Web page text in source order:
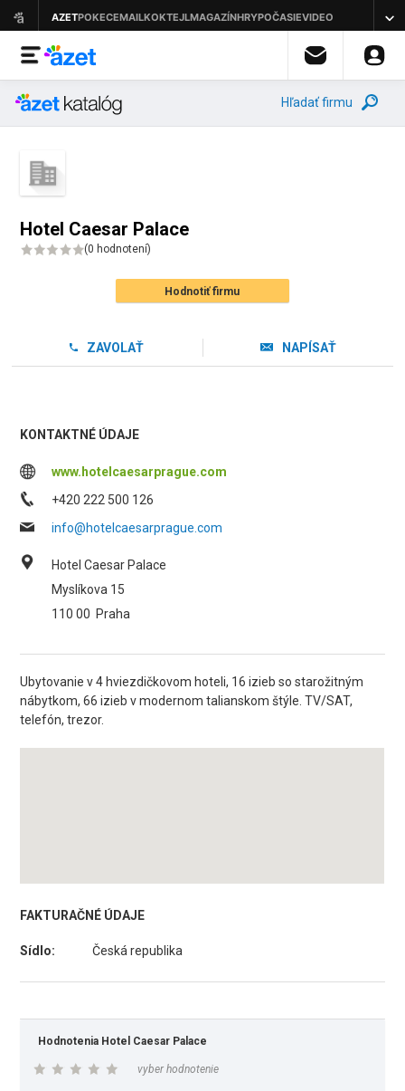
Hľadať firmu
Hotel Caesar Palace
(0 hodnotení)
Hodnotiť firmu
ZAVOLAŤ NAPÍSAŤ
KONTAKTNÉ ÚDAJE
www.hotelcaesarprague.com
+420 222 500 126
info@hotelcaesarprague.com
Hotel Caesar Palace
Myslíkova 15
110 00 Praha
Ubytovanie v 4 hviezdičkovom hoteli, 16 izieb so starožitným
nábytkom, 66 izieb v modernom talianskom štýle. TV/SAT,
telefón, trezor.
FAKTURAČNÉ ÚDAJE
Sídlo: Česká republika
Hodnotenia Hotel Caesar Palace
vyber hodnotenie